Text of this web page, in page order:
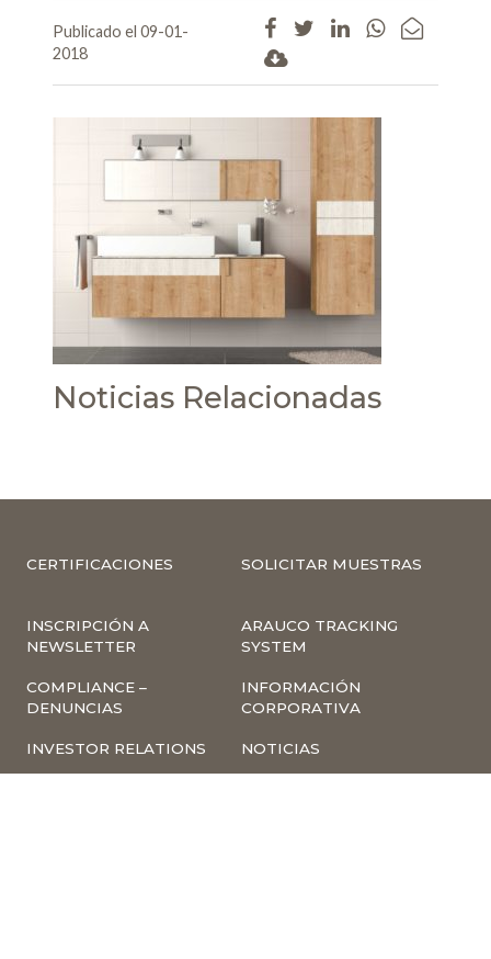
Publicado el 09-01-
2018
Noticias Relacionadas
CERTIFICACIONES SOLICITAR MUESTRAS
INSCRIPCIÓN A
NEWSLETTER
ARAUCO TRACKING
SYSTEM
COMPLIANCE –
DENUNCIAS
INFORMACIÓN
CORPORATIVA
INVESTOR RELATIONS NOTICIAS